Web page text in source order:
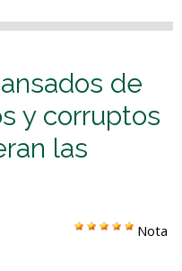
de
y corruptos
las
Nota